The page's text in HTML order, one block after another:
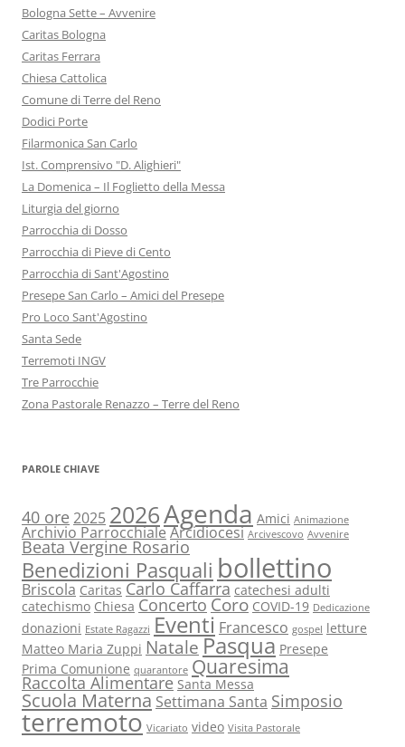
Bologna Sette – Avvenire
Caritas Bologna
Caritas Ferrara
Chiesa Cattolica
Comune di Terre del Reno
Dodici Porte
Filarmonica San Carlo
Ist. Comprensivo "D. Alighieri"
La Domenica – Il Foglietto della Messa
Liturgia del giorno
Parrocchia di Dosso
Parrocchia di Pieve di Cento
Parrocchia di Sant'Agostino
Presepe San Carlo – Amici del Presepe
Pro Loco Sant'Agostino
Santa Sede
Terremoti INGV
Tre Parrocchie
Zona Pastorale Renazzo – Terre del Reno
PAROLE CHIAVE
40 ore 2025 2026Agenda Amici Animazione
Archivio ParrocchialeArcidiocesi Arcivescovo Avvenire
Beata Vergine Rosario
Benedizioni Pasquali bollettino
Briscola Caritas Carlo Caffarra catechesi adulti
catechismo Chiesa Concerto Coro COVID-19 Dedicazione
donazioni Estate Ragazzi Eventi Francesco gospel letture
Matteo Maria Zuppi NatalePasqua Presepe
Prima Comunione quarantore Quaresima
Raccolta Alimentare Santa Messa
Scuola Materna Settimana Santa Simposio
terremoto Vicariato video Visita Pastorale